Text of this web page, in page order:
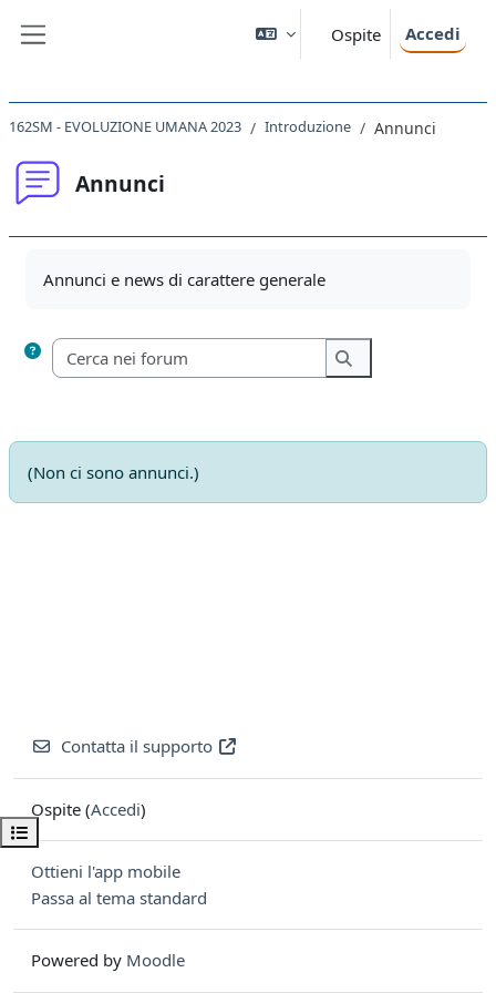
Ospite Accedi
Apri indice del corso
162SM - EVOLUZIONE UMANA 2023 Introduzione Annunci
Annunci
Annunci e news di carattere generale
Cerca nei forum
Cerca nei forum
(Non ci sono annunci.)
Contatta il supporto
Ospite (Accedi)
Ottieni l'app mobile
Passa al tema standard
Powered by Moodle